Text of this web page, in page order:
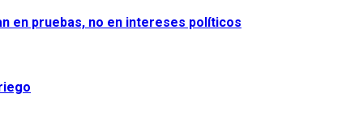
en pruebas, no en intereses políticos